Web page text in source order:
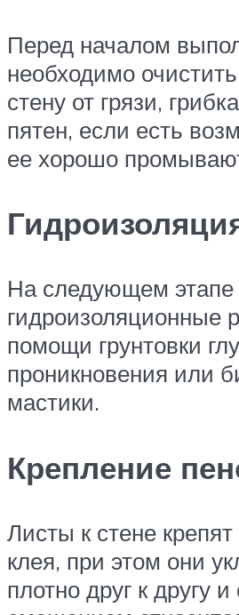
Перед началом
необходимо
стену от грязи,
пятен, если есть
ее хорошо
На следующем этапе
гидроизоляционные
помощи грунтовки
проникновения или
мастики.
Крепление
Листы к стене
клея, при этом они
плотно друг к другу и